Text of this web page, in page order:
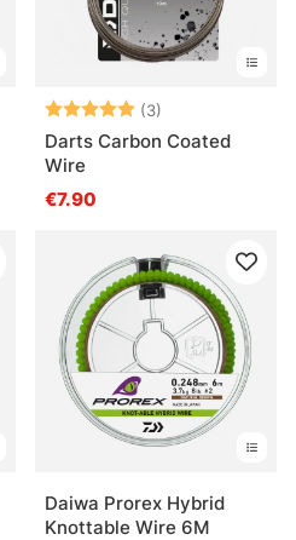
Beoordeling:
(3)
Darts Carbon Coated
Wire
€7.90
Daiwa Prorex Hybrid
Knottable Wire 6M